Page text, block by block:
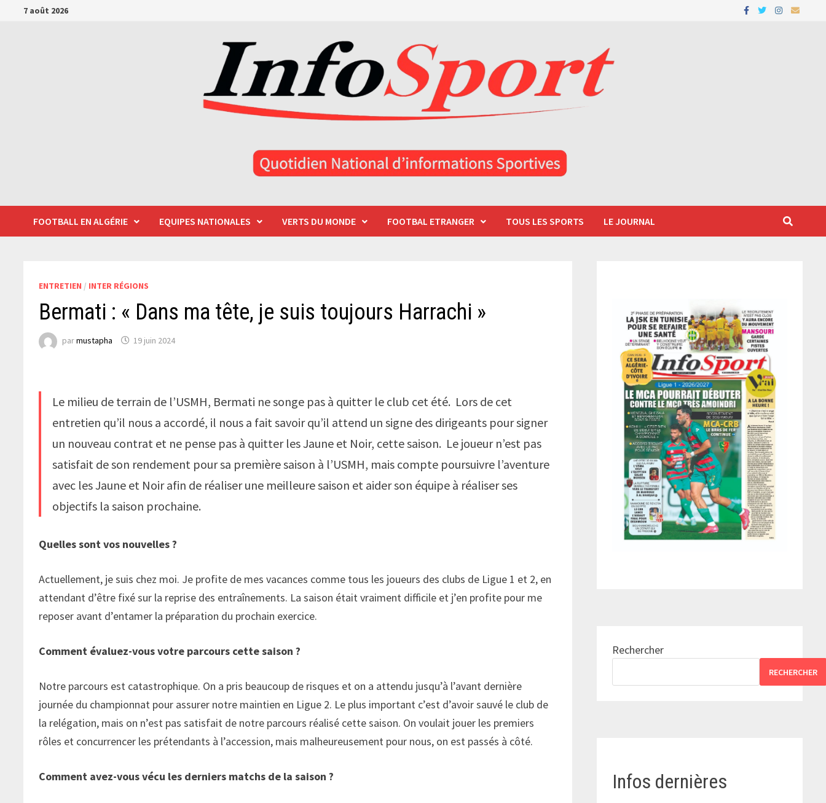
Passer7 août 2026
FOOTBALL EN ALGÉRIE EQUIPES NATIONALES VERTS DU MONDE FOOTBAL ETRANGER TOUS LES SPORTS LE JOURNAL
ENTRETIEN / INTER RÉGIONS
Bermati : « Dans ma tête, je suis toujours Harrachi »
parmustapha 19 juin 2024
Le milieu de terrain de l’USMH, Bermati ne songe pas à quitter le club cet été. Lors de cet
entretien qu’il nous a accordé, il nous a fait savoir qu’il attend un signe des dirigeants pour signer
un nouveau contrat et ne pense pas à quitter les Jaune et Noir, cette saison. Le joueur n’est pas
satisfait de son rendement pour sa première saison à l’USMH, mais compte poursuivre l’aventure
avec les Jaune et Noir afin de réaliser une meilleure saison et aider son équipe à réaliser ses
objectifs la saison prochaine.
Quelles sont vos nouvelles ?
Actuellement, je suis chez moi. Je profite de mes vacances comme tous les joueurs des clubs de Ligue 1 et 2, en
attendant d’être fixé sur la reprise des entraînements. La saison était vraiment difficile et j’en profite pour me
reposer avant d’entamer la préparation du prochain exercice.
Comment évaluez-vous votre parcours cette saison ?
Notre parcours est catastrophique. On a pris beaucoup de risques et on a attendu jusqu’à l’avant dernière
journée du championnat pour assurer notre maintien en Ligue 2. Le plus important c’est d’avoir sauvé le club de
la relégation, mais on n’est pas satisfait de notre parcours réalisé cette saison. On voulait jouer les premiers
rôles et concurrencer les prétendants à l’accession, mais malheureusement pour nous, on est passés à côté.
Comment avez-vous vécu les derniers matchs de la saison ?
Rechercher
RECHERCHER
Infos dernières